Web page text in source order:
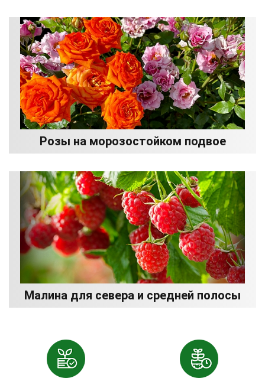
Розы на морозостойком подвое
Малина для севера и средней полосы